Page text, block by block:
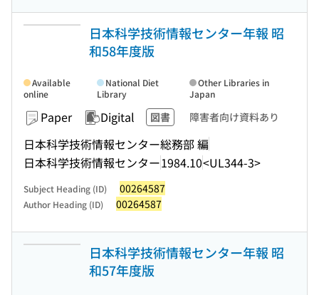
日本科学技術情報センター年報 昭
和58年度版
Paper Digital 図書 障害者向け資料あり
日本科学技術情報センター総務部 編
日本科学技術情報センター1984.10<UL344-3>
Available
online
National Diet
Library
Other Libraries in
Japan
Subject Heading (ID) 00264587
Author Heading (ID) 00264587
日本科学技術情報センター年報 昭
和57年度版